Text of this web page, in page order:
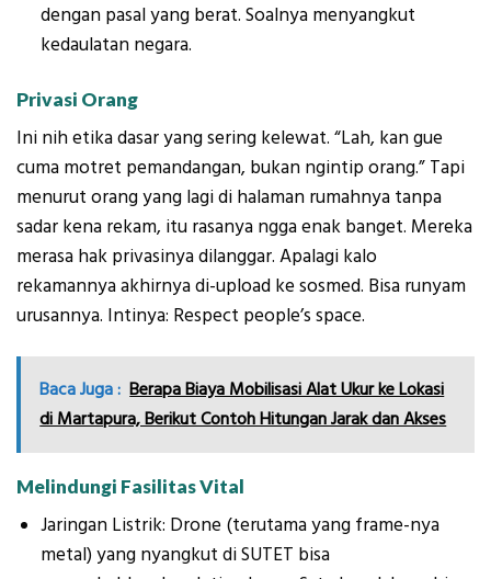
dengan pasal yang berat. Soalnya menyangkut
kedaulatan negara.
Privasi Orang
Ini nih etika dasar yang sering kelewat. “Lah, kan gue
cuma motret pemandangan, bukan ngintip orang.” Tapi
menurut orang yang lagi di halaman rumahnya tanpa
sadar kena rekam, itu rasanya ngga enak banget. Mereka
merasa hak privasinya dilanggar. Apalagi kalo
rekamannya akhirnya di-upload ke sosmed. Bisa runyam
urusannya. Intinya: Respect people’s space.
Baca Juga : Berapa Biaya Mobilisasi Alat Ukur ke Lokasi
di Martapura, Berikut Contoh Hitungan Jarak dan Akses
Melindungi Fasilitas Vital
Jaringan Listrik: Drone (terutama yang frame-nya
metal) yang nyangkut di SUTET bisa